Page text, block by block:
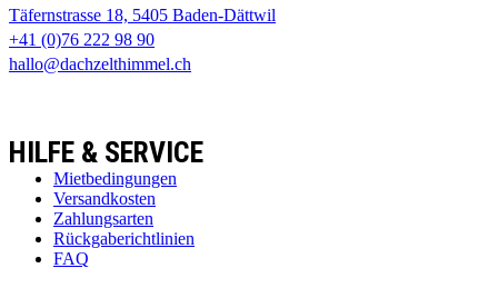
Täfernstrasse 18, 5405 Baden-Dättwil
+41 (0)76 222 98 90
hallo@dachzelthimmel.ch
HILFE & SERVICE
Mietbedingungen
Versandkosten
Zahlungsarten
Rückgaberichtlinien
FAQ